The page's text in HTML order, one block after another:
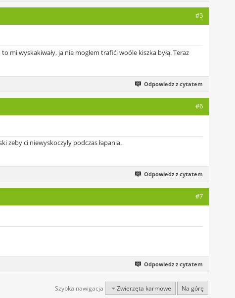
#5
mi wyskakiwały, ja nie mogłem trafići woóle kiszka byłą. Teraz
Odpowiedz z cytatem
#6
zeby ci niewyskoczyły podczas łapania.
Odpowiedz z cytatem
#7
Odpowiedz z cytatem
Szybka nawigacja Zwierzęta karmowe Na górę